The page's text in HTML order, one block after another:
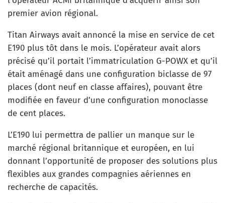
premier avion régional.
Titan Airways avait annoncé la mise en service de cet
E190 plus tôt dans le mois. L’opérateur avait alors
précisé qu’il portait l’immatriculation G-POWX et qu’il
était aménagé dans une configuration biclasse de 97
places (dont neuf en classe affaires), pouvant être
modifiée en faveur d’une configuration monoclasse
de cent places.
L’E190 lui permettra de pallier un manque sur le
marché régional britannique et européen, en lui
donnant l’opportunité de proposer des solutions plus
flexibles aux grandes compagnies aériennes en
recherche de capacités.